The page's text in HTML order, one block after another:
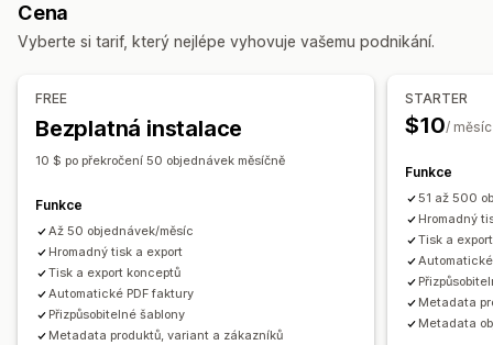
Přizpůsobení
Výpočet daní
Více měn
Více jazyků
Správa souborů
Tisk a export
Zabezpečení dat
Postupné číslování
Cena
Vyberte si tarif, který nejlépe vyhovuje vašemu podnikání.
FREE
Bezplatná instalace
10 $ po překročení 50 objednávek měsíčně
Funkce
Až 50 objednávek/měsíc
Hromadný tisk a export
Tisk a export konceptů
Automatické PDF faktury
Přizpůsobitelné šablony
Metadata produktů, variant a zákazníků
STARTER
$10/ měsíc
Funkce
51 až 500
Hromadný
Tisk a
Metadata
Metadata